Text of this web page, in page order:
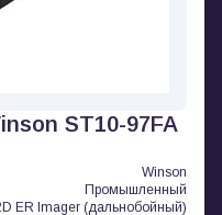
ST10-97FA
Winson
Промышленный
ER Imager (дальнобойный)